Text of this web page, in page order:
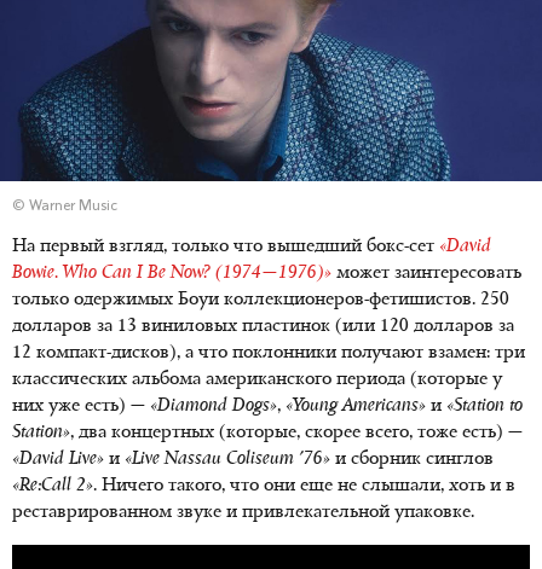
© Warner Music
На первый взгляд, только что вышедший бокс-сет «David
Bowie. Who Can I Be Now? (1974—1976)» может заинтересовать
только одержимых Боуи коллекционеров-фетишистов. 250
долларов за 13 виниловых пластинок (или 120 долларов за
12 компакт-дисков), а что поклонники получают взамен: три
классических альбома американского периода (которые у
них уже есть) — «Diamond Dogs», «Young Americans» и «Station to
Station», два концертных (которые, скорее всего, тоже есть) —
«David Live» и «Live Nassau Coliseum '76» и сборник синглов
«Re:Call 2». Ничего такого, что они еще не слышали, хоть и в
реставрированном звуке и привлекательной упаковке.